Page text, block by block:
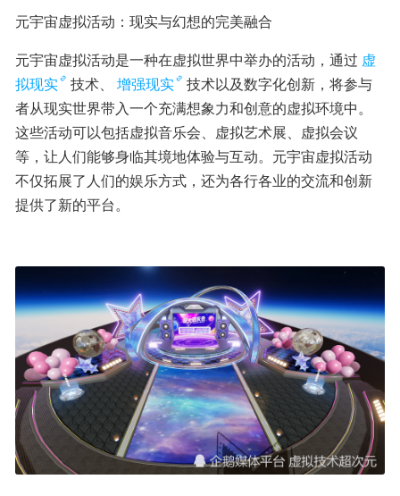
元宇宙虚拟活动：现实与幻想的完美融合
元宇宙虚拟活动是一种在虚拟世界中举办的活动，通过 虚
拟现实
技术、 增强现实
技术以及数字化创新，将参与
者从现实世界带入一个充满想象力和创意的虚拟环境中。
这些活动可以包括虚拟音乐会、虚拟艺术展、虚拟会议
等，让人们能够身临其境地体验与互动。元宇宙虚拟活动
不仅拓展了人们的娱乐方式，还为各行各业的交流和创新
提供了新的平台。